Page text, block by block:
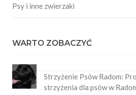
Psy i inne zwierzaki
WARTO ZOBACZYĆ
Strzyżenie Psów Radom:
strzyżenia dla psów w